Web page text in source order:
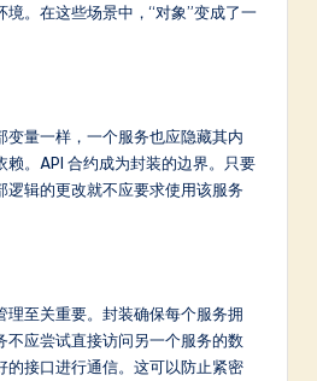
。在这些场景中，“对象”变成了一
变量一样，一个服务也应隐藏其内
赖。API 合约成为封装的边界。只要
逻辑的更改就不应要求使用该服务
理至关重要。封装确保每个服务拥
不应尝试直接访问另一个服务的数
的接口进行通信。这可以防止紧密